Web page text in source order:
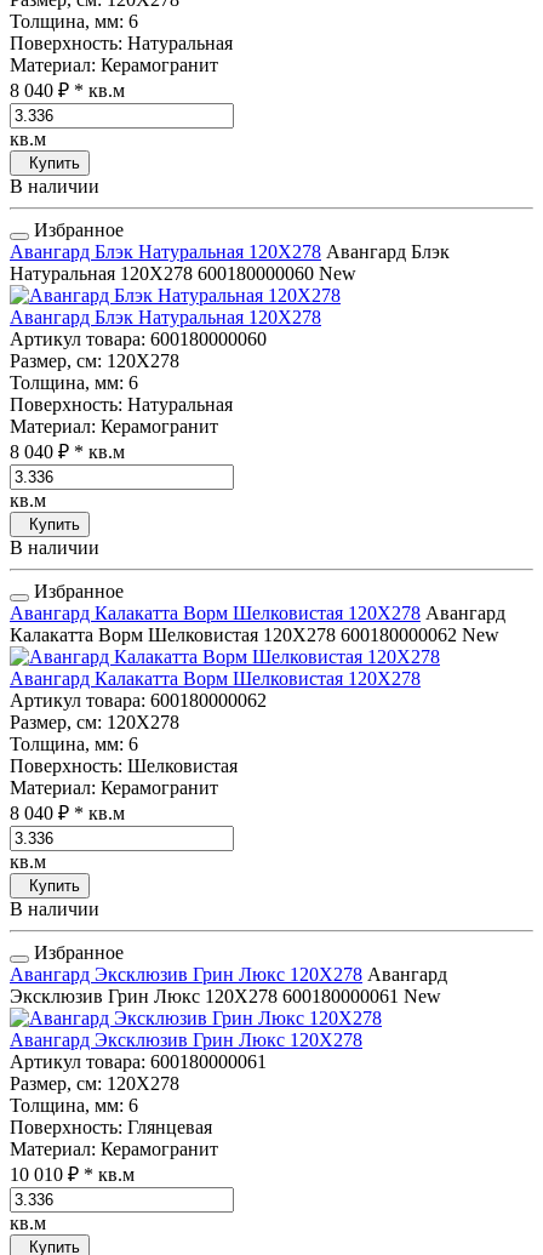
Толщина, мм: 6
Поверхность: Натуральная
Материал: Керамогранит
8 040 ₽ * кв.м
кв.м
Купить
В наличии
Избранное
Авангард Блэк Натуральная 120Х278 Авангард Блэк
Натуральная 120Х278 600180000060 New
Авангард Блэк Натуральная 120Х278
Артикул товара: 600180000060
Размер, см: 120Х278
Толщина, мм: 6
Поверхность: Натуральная
Материал: Керамогранит
8 040 ₽ * кв.м
кв.м
Купить
В наличии
Избранное
Авангард Калакатта Ворм Шелковистая 120Х278 Авангард
Калакатта Ворм Шелковистая 120Х278 600180000062 New
Авангард Калакатта Ворм Шелковистая 120Х278
Артикул товара: 600180000062
Размер, см: 120Х278
Толщина, мм: 6
Поверхность: Шелковистая
Материал: Керамогранит
8 040 ₽ * кв.м
кв.м
Купить
В наличии
Избранное
Авангард Эксклюзив Грин Люкс 120Х278 Авангард
Эксклюзив Грин Люкс 120Х278 600180000061 New
Авангард Эксклюзив Грин Люкс 120Х278
Артикул товара: 600180000061
Размер, см: 120Х278
Толщина, мм: 6
Поверхность: Глянцевая
Материал: Керамогранит
10 010 ₽ * кв.м
кв.м
Купить